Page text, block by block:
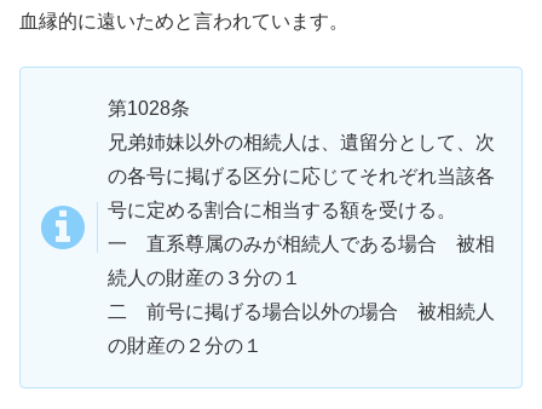
血縁的に遠いためと言われています。
第1028条
兄弟姉妹以外の相続人は、遺留分として、次
の各号に掲げる区分に応じてそれぞれ当該各
号に定める割合に相当する額を受ける。
一 直系尊属のみが相続人である場合 被相
続人の財産の３分の１
二 前号に掲げる場合以外の場合 被相続人
の財産の２分の１